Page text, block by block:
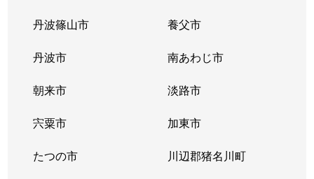
丹波篠山市 養父市
丹波市 南あわじ市
朝来市 淡路市
宍粟市 加東市
たつの市 川辺郡猪名川町